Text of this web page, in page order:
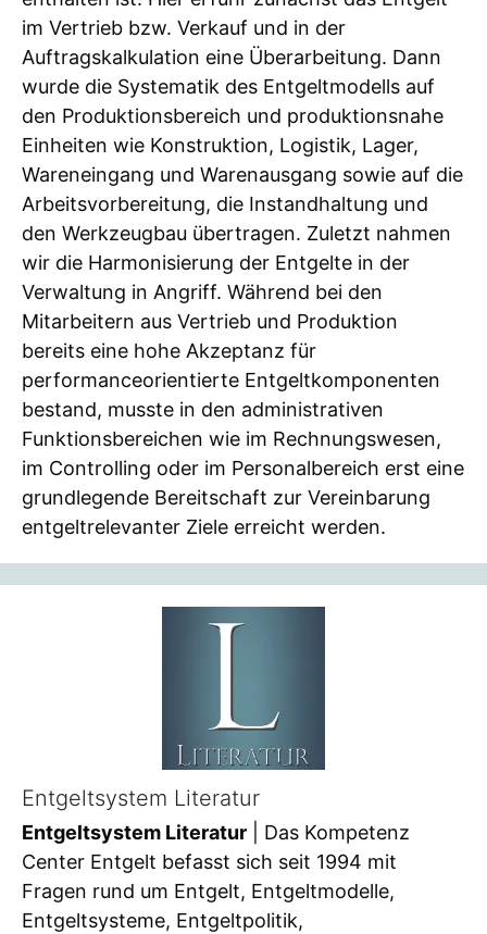
im Vertrieb bzw. Verkauf und in der
Auftragskalkulation eine Überarbeitung. Dann
wurde die Systematik des Entgeltmodells auf
den Produktionsbereich und produktionsnahe
Einheiten wie Konstruktion, Logistik, Lager,
Wareneingang und Warenausgang sowie auf die
Arbeitsvorbereitung, die Instandhaltung und
den Werkzeugbau übertragen. Zuletzt nahmen
wir die Harmonisierung der Entgelte in der
Verwaltung in Angriff. Während bei den
Mitarbeitern aus Vertrieb und Produktion
bereits eine hohe Akzeptanz für
performanceorientierte Entgeltkomponenten
bestand, musste in den administrativen
Funktionsbereichen wie im Rechnungswesen,
im Controlling oder im Personalbereich erst eine
grundlegende Bereitschaft zur Vereinbarung
entgeltrelevanter Ziele erreicht werden.
Entgeltsystem Literatur
Entgeltsystem Literatur | Das Kompetenz
Center Entgelt befasst sich seit 1994 mit
Fragen rund um Entgelt, Entgeltmodelle,
Entgeltsysteme, Entgeltpolitik,